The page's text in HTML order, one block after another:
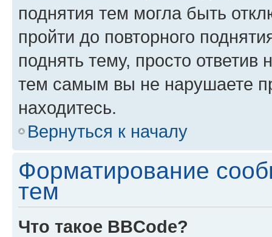
поднятия тем могла быть
пройти до повторного
поднять тему, просто ответив
тем самым вы не нарушаете
находитесь.
Вернуться к началу
Форматирование
тем
Что такое BBCode?